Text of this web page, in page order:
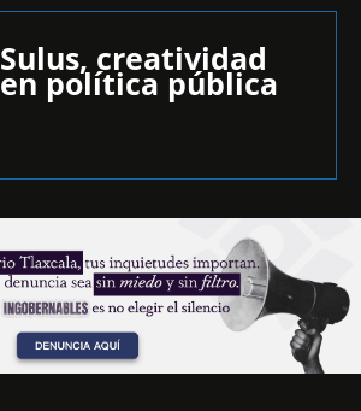
Sulus, creatividad
en política pública